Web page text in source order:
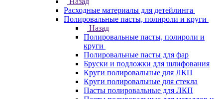
Расходные материалы для детейлинга
Полировальные пасты, полироли и круги
Назад
Полировальные пасты, полироли и
круги
Полировальные пасты для фар
Бруски и подложки для шлифования
Круги полировальные для ЛКП
Круги полировальные для стекла
Пасты полировальные для ЛКП